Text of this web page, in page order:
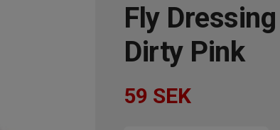
Fly
Dirty Pink
59 SEK